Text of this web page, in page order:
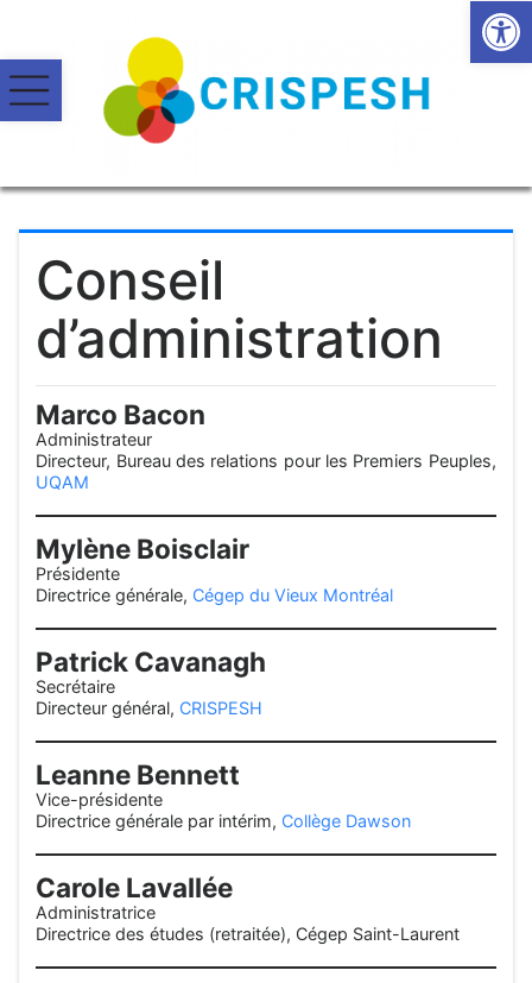
Conseil
d’administration
Marco Bacon
Administrateur
Directeur, Bureau des relations pour les Premiers Peuples,
UQAM
Mylène Boisclair
Présidente
Directrice générale, Cégep du Vieux Montréal
Patrick Cavanagh
Secrétaire
Directeur général, CRISPESH
Leanne Bennett
Vice-présidente
Directrice générale par intérim, Collège Dawson
Carole Lavallée
Administratrice
Directrice des études (retraitée), Cégep Saint-Laurent